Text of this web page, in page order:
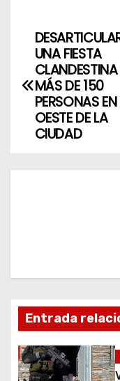
N
a
ó
n
d
e
UNA FIESTA
MÁS DE 150
PERSONAS EN
OESTE DE LA
CIUDAD
Entrada